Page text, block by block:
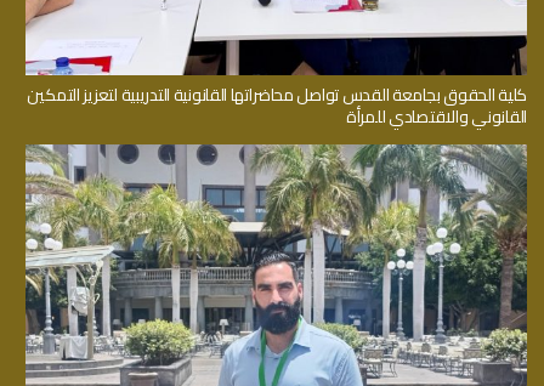
كلية الحقوق بجامعة القدس تواصل محاضراتها القانونية التدريبية لتعزيز التمكين
القانوني والاقتصادي للمرأة